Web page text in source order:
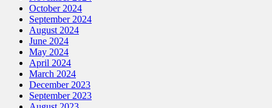
October 2024
September 2024
August 2024
June 2024
May 2024
April 2024
March 2024
December 2023
September 2023